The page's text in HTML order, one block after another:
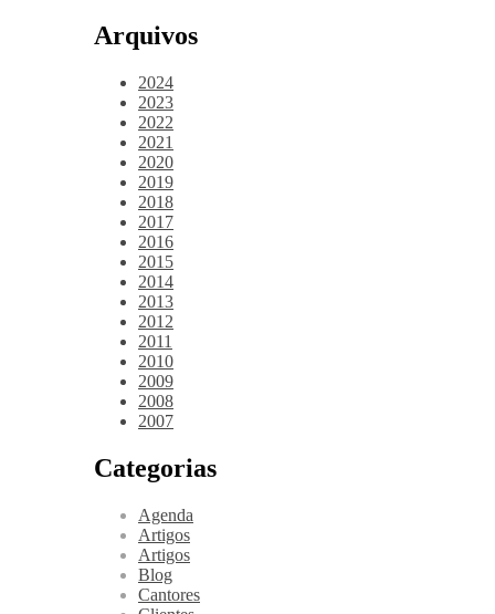
Arquivos
2024
2023
2022
2021
2020
2019
2018
2017
2016
2015
2014
2013
2012
2011
2010
2009
2008
2007
Categorias
Agenda
Artigos
Artigos
Blog
Cantores